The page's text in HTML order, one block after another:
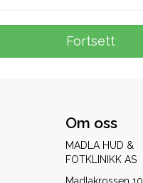
Om oss
MADLA HUD &
FOTKLINIKK AS